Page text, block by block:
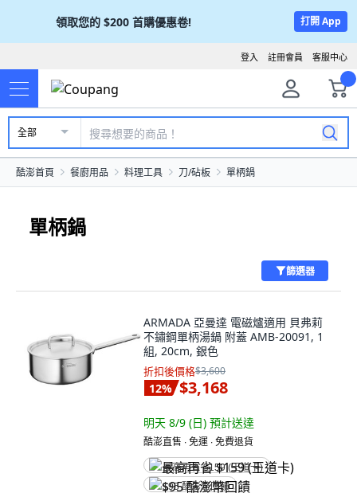
領取您的 $200 首購優惠卷! 打開 App
客服中心
註冊會員
登入
全部
酷澎首頁 餐廚用品 料理工具 刀/砧板 單柄鍋
單柄鍋
篩選器
ARMADA 亞曼達 電磁爐適用 貝弗莉
不鏽鋼單柄湯鍋 附蓋 AMB-20091, 1
組, 20cm, 銀色
折扣後價格$3,600
12% $3,168
明天 8/9 (日) 預計送達
酷澎直售 ∙ 免運 ∙ 免費退貨
最高再省 $159 (王道卡)
$95 酷澎幣回饋